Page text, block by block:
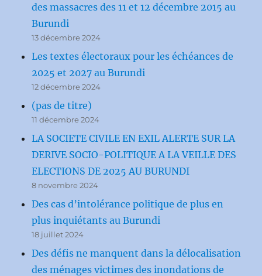
des massacres des 11 et 12 décembre 2015 au
Burundi
13 décembre 2024
Les textes électoraux pour les échéances de
2025 et 2027 au Burundi
12 décembre 2024
(pas de titre)
11 décembre 2024
LA SOCIETE CIVILE EN EXIL ALERTE SUR LA
DERIVE SOCIO-POLITIQUE A LA VEILLE DES
ELECTIONS DE 2025 AU BURUNDI
8 novembre 2024
Des cas d’intolérance politique de plus en
plus inquiétants au Burundi
18 juillet 2024
Des défis ne manquent dans la délocalisation
des ménages victimes des inondations de